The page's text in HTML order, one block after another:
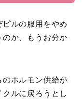
ルの服用をやめ
か、もうお分か
のホルモン供給が
ルに戻ろうとし